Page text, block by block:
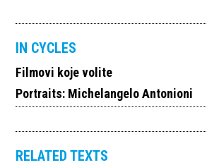
IN CYCLES
Filmovi koje volite
Portraits: Michelangelo Antonioni
RELATED TEXTS